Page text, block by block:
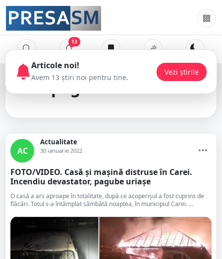
13
pagube materiale
AC
Actualitate
30 ianuarie 2022
FOTO/VIDEO. Casă și mașină distruse în Carei.
Incendiu devastator, pagube uriașe
O casă a ars aproape în totalitate, după ce acoperișul a fost cuprins de
flăcări. Totul s-a întâmplat sâmbătă noaptea, în municipiul Carei. ...